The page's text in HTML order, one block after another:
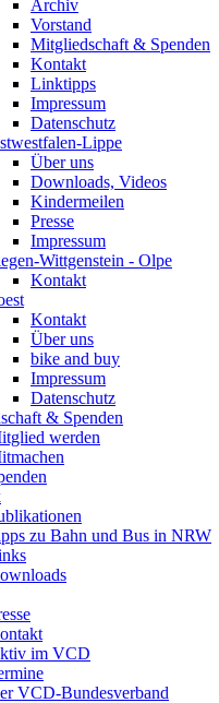
Archiv
Vorstand
Mitgliedschaft & Spenden
Kontakt
Linktipps
Impressum
Datenschutz
Lippe
Über uns
Downloads, Videos
Kindermeilen
Presse
Impressum
Wittgenstein - Olpe
Kontakt
Kontakt
Über uns
bike and buy
Impressum
Datenschutz
& Spenden
werden
zu Bahn und Bus in NRW
im VCD
VCD-Bundesverband